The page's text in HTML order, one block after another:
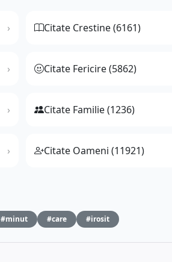
Citate Crestine (6161)
Citate Fericire (5862)
Citate Familie (1236)
Citate Oameni (11921)
#minut #care #irosit